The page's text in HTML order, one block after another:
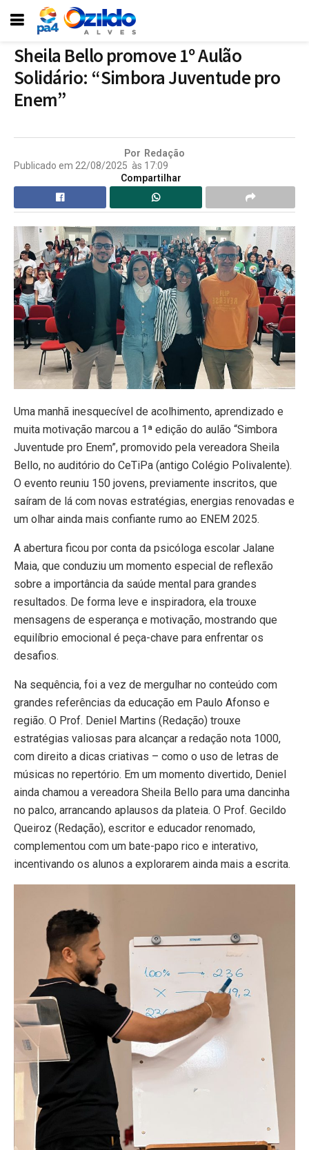
Sheila Bello promove 1º Aulão
Solidário: “Simbora Juventude pro
Enem”
Por Redação
Publicado em 22/08/2025 às 17:09
Compartilhar
Uma manhã inesquecível de acolhimento, aprendizado e
muita motivação marcou a 1ª edição do aulão “Simbora
Juventude pro Enem”, promovido pela vereadora Sheila
Bello, no auditório do CeTiPa (antigo Colégio Polivalente).
O evento reuniu 150 jovens, previamente inscritos, que
saíram de lá com novas estratégias, energias renovadas e
um olhar ainda mais confiante rumo ao ENEM 2025.
A abertura ficou por conta da psicóloga escolar Jalane
Maia, que conduziu um momento especial de reflexão
sobre a importância da saúde mental para grandes
resultados. De forma leve e inspiradora, ela trouxe
mensagens de esperança e motivação, mostrando que
equilíbrio emocional é peça-chave para enfrentar os
desafios.
Na sequência, foi a vez de mergulhar no conteúdo com
grandes referências da educação em Paulo Afonso e
região. O Prof. Deniel Martins (Redação) trouxe
estratégias valiosas para alcançar a redação nota 1000,
com direito a dicas criativas – como o uso de letras de
músicas no repertório. Em um momento divertido, Deniel
ainda chamou a vereadora Sheila Bello para uma dancinha
no palco, arrancando aplausos da plateia. O Prof. Gecildo
Queiroz (Redação), escritor e educador renomado,
complementou com um bate-papo rico e interativo,
incentivando os alunos a explorarem ainda mais a escrita.